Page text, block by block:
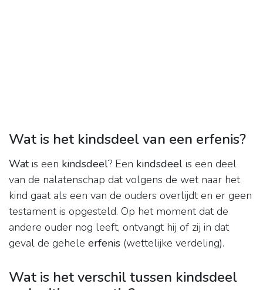
Wat is het kindsdeel van een erfenis?
Watis een kindsdeel? Een kindsdeel is een deel
van de nalatenschap dat volgens de wet naar het
kind gaat als een van de ouders overlijdt en er geen
testament is opgesteld. Op het moment dat de
andere ouder nog leeft, ontvangt hij of zij in dat
geval de gehele erfenis (wettelijke verdeling).
Wat is het verschil tussen kindsdeel